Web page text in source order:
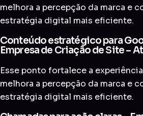
melhora a percepção da marca e
estratégia digital mais eficiente.
Conteúdo estratégico para
Empresa de Criação de Site –
Esse ponto fortalece a
melhora a percepção da marca e
estratégia digital mais eficiente.